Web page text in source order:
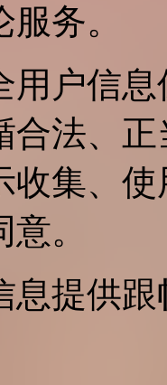
务。
用户信
合法、
收集、
。
息提供